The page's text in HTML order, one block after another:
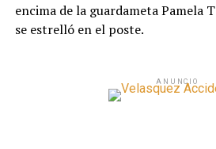
encima de la guardameta Pamela
se estrelló en el poste.
ANUNCIO